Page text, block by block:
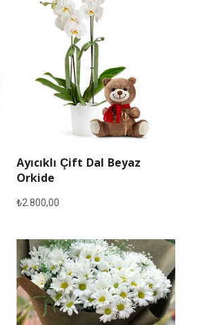
Ayıcıklı Çift Dal Beyaz
Orkide
₺2.800,00